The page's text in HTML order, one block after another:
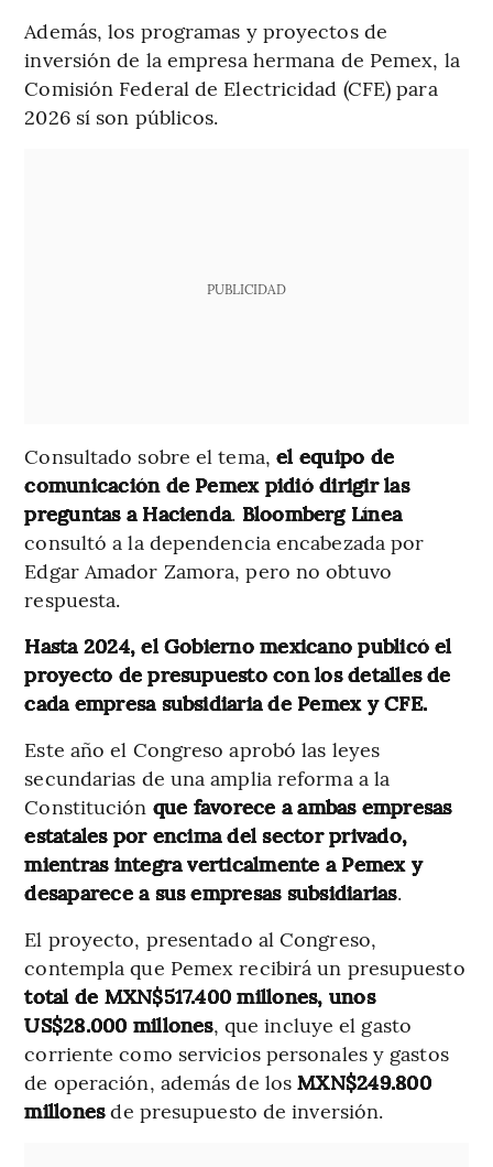
Además, los programas y proyectos de
inversión de la empresa hermana de Pemex, la
Comisión Federal de Electricidad (CFE) para
2026 sí son públicos.
PUBLICIDAD
Consultado sobre el tema, el equipo de
comunicación de Pemex pidió dirigir las
preguntas a Hacienda. Bloomberg Línea
consultó a la dependencia encabezada por
Edgar Amador Zamora, pero no obtuvo
respuesta.
Hasta 2024, el Gobierno mexicano publicó el
proyecto de presupuesto con los detalles de
cada empresa subsidiaria de Pemex y CFE.
Este año el Congreso aprobó las leyes
secundarias de una amplia reforma a la
Constitución que favorece a ambas empresas
estatales por encima del sector privado,
mientras integra verticalmente a Pemex y
desaparece a sus empresas subsidiarias.
El proyecto, presentado al Congreso,
contempla que Pemex recibirá un presupuesto
total de MXN$517.400 millones, unos
US$28.000 millones, que incluye el gasto
corriente como servicios personales y gastos
de operación, además de losMXN$249.800
millonesde presupuesto de inversión.